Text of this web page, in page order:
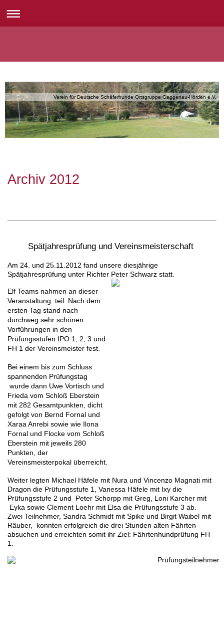
Verein für Deutsche Schäferhunde Ortsgruppe Gaggenau-Hörden e.V.
Archiv 2012
Spätjahresprüfung und Vereinsmeisterschaft
Am 24. und 25.11.2012 fand unsere diesjährige
Spätjahresprüfung unter Richter Peter Schwarz statt.
Elf Teams nahmen an dieser
Veranstaltung teil. Nach dem
ersten Tag stand nach
durchweg sehr schönen
Vorführungen in den
Prüfungsstufen IPO 1, 2, 3 und
FH 1 der Vereinsmeister fest.
Bei einem bis zum Schluss
spannenden Prüfungstag
wurde dann Uwe Vortisch und
Frieda vom Schloß Eberstein
mit 282 Gesamtpunkten, dicht
gefolgt von Bernd Fornal und
Xaraa Anrebi sowie wie Ilona
Fornal und Flocke vom Schloß
Eberstein mit jeweils 280
Punkten, der
Vereinsmeisterpokal überreicht.
Weiter legten Michael Häfele mit Nura und Vincenzo Magnati mit
Dragon die Prüfungsstufe 1, Vanessa Häfele mit Ixy die
Prüfungsstufe 2 und Peter Schorpp mit Greg, Loni Karcher mit
Eyka sowie Clement Loehr mit Elsa die Prüfungsstufe 3 ab.
Zwei Teilnehmer, Sandra Schmidt mit Spike und Birgit Waibel mit
Räuber, konnten erfolgreich die drei Stunden alten Fährten
absuchen und erreichten somit ihr Ziel: Fährtenhundprüfung FH
1.